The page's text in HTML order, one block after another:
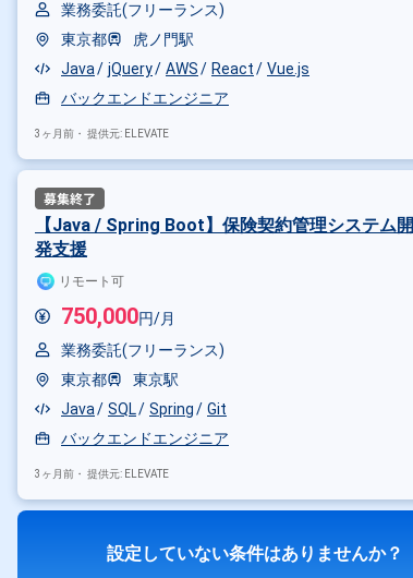
業務委託(フリーランス)
東京都
虎ノ門駅
Java
jQuery AWS React
Vue.js
バックエンドエンジニア
3ヶ月前・ 提供元: ELEVATE
【Java / Spring Boot】保険契約管理システム開
発支援
リモート可
750,000円/月
業務委託(フリーランス)
東京都
東京駅
Java
SQL Spring
Git
バックエンドエンジニア
3ヶ月前・ 提供元: ELEVATE
設定していない条件はありませんか？